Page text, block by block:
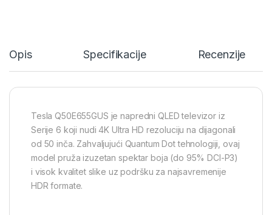
Opis Specifikacije Recenzije
Tesla Q50E655GUS je napredni QLED televizor iz
Serije 6 koji nudi 4K Ultra HD rezoluciju na dijagonali
od 50 inča. Zahvaljujući Quantum Dot tehnologiji, ovaj
model pruža izuzetan spektar boja (do 95% DCI-P3)
i visok kvalitet slike uz podršku za najsavremenije
HDR formate.